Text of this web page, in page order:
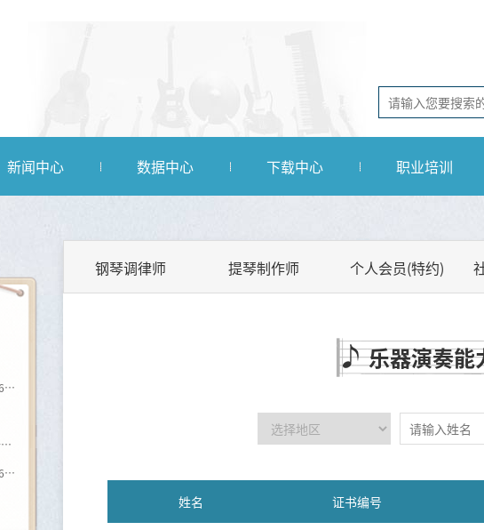
新闻中心 数据中心 下载中心 职业培训
中国乐器协会职业能力评价总站（广州站） 2026年第一批《钢琴及键盘乐器制作工》登记评价通知
中国乐器协会职业能力评价总站（北京站） 关于开展（黑河学院）钢琴调律师职业等级评价的通知
中国乐器协会职业能力评价总站（广州站） 2026年广西站钢琴调律师等级评价通知
钢琴调律师 提琴制作师 个人会员(特约)
乐器演奏能
姓名 证书编号